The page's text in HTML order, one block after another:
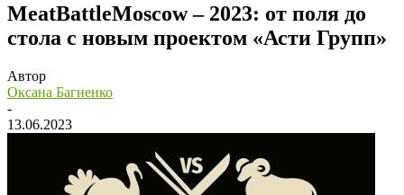
MeatBattleMoscow – 2023: от поля до
стола с новым проектом «Асти Групп»
Автор
Оксана Багненко
-
13.06.2023